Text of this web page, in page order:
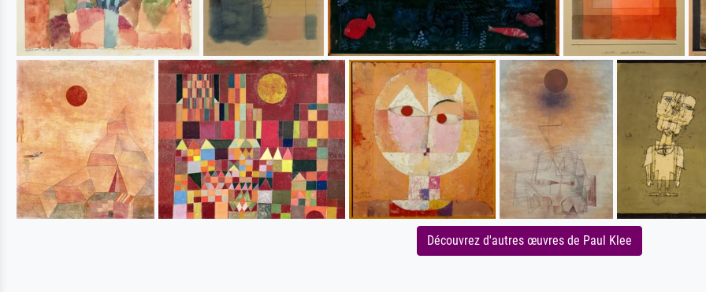
Découvrez d'autres œuvres de Paul Klee